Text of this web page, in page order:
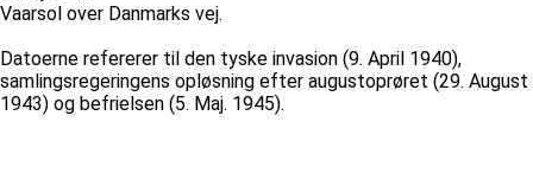
Vaarsol over Danmarks vej.
Datoerne refererer til den tyske invasion (9. April 1940),
samlingsregeringens opløsning efter augustoprøret (29. August
1943) og befrielsen (5. Maj. 1945).